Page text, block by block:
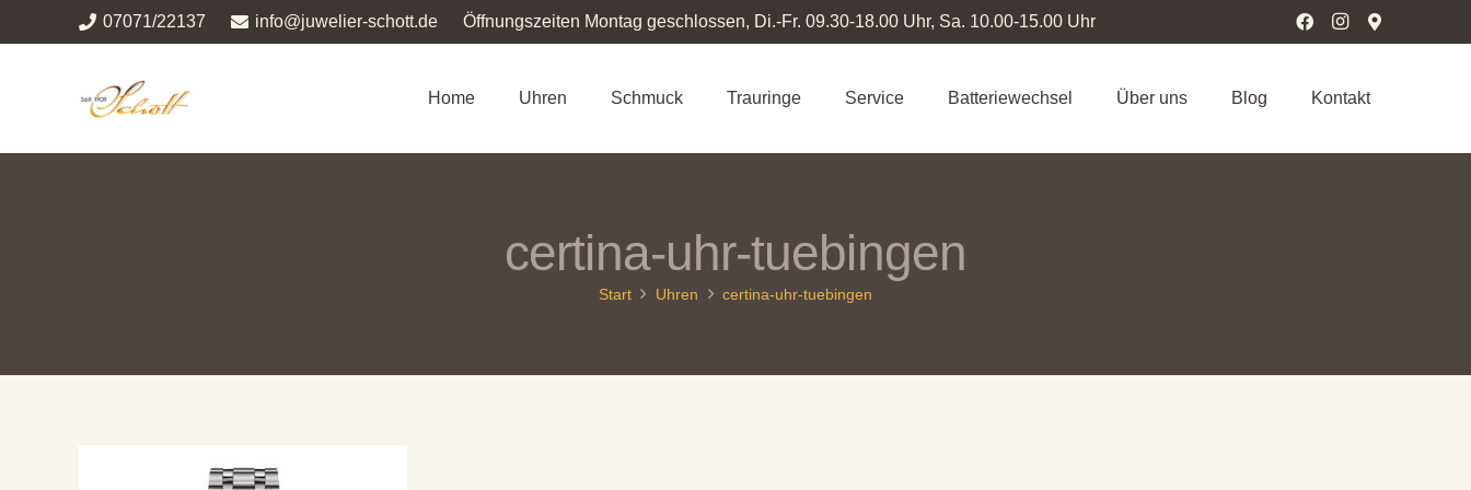
07071/22137 info@juwelier-schott.de Öffnungszeiten Montag geschlossen, Di.-Fr. 09.30-18.00 Uhr, Sa. 10.00-15.00 Uhr
Home Uhren Schmuck Trauringe Service Batteriewechsel Über uns Blog Kontakt
certina-uhr-tuebingen
Start Uhren certina-uhr-tuebingen